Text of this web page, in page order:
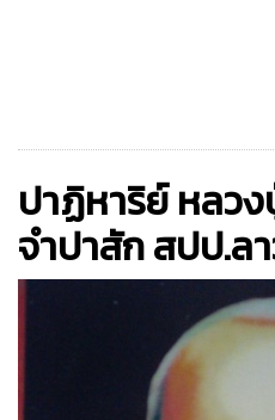
ปาฏิหาริย์ หลว
จำปาสัก สปป.ล